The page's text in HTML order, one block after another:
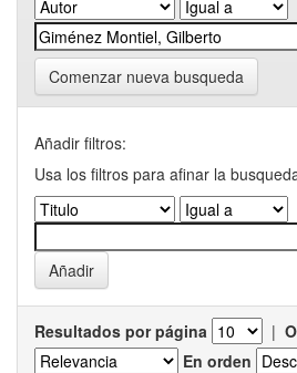
Comenzar nueva busqueda
Añadir filtros:
Usa los filtros para afinar la
Resultados por página |
En orden